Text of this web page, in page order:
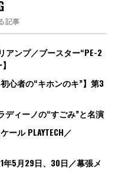
記事
アンプ／ブースター“PE-2
心者の“キホンのキ”】第3
ディーノの“すごみ”と名演
ール PLAYTECH／
年5月29日、30日／幕張メ